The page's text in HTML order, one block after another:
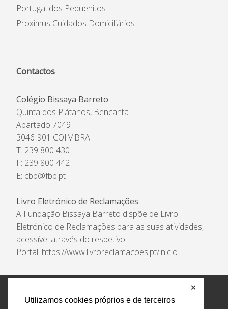
Utilizamos cookies próprios e de terceiros
✕
Portugal dos Pequenitos
Proximus Cuidados Domiciliários
Contactos
Colégio Bissaya Barreto
Quinta dos Plátanos, Bencanta
Apartado 7049
3046-901 COIMBRA
T: 239 800 430
F: 239 800 442
E: cbb@fbb.pt
Livro Eletrónico de Reclamações
A Fundação Bissaya Barreto dispõe de Livro
Eletrónico de Reclamações para as suas atividades,
acessível através do respetivo
Portal: https://www.livroreclamacoes.pt/inicio
Política de Privacidade e Tratamento de Dados
Encarregado de Proteção de Dados
Livro Eletrónico